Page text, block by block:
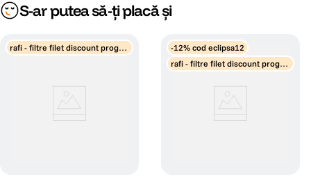
S-ar putea să-ți placă și
rafi - filtre filet discount progre
-12% cod eclipsa12
rafi - filtre filet discount progre